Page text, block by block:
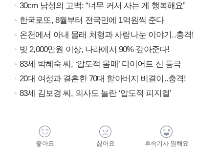
30cm 남성의 고백: “너무 커서 사는 게 행복해요”
한국로또, 8월부터 전국민에 1억원씩 준다
온천에서 아내 몰래 처형과 사랑나눈 이야기..충격!
빚 2,000만원 이상, 나라에서 90% 갚아준다!
83세 박혜숙 씨, ‘압도적 몸매’ 다이어트 신 등극
20대 여성과 결혼한 70대 할아버지 비결이..충격!
83세 김보경 씨, 의사도 놀란 ‘압도적 피지컬’
좋아요
싫어요
후속기사 원해요